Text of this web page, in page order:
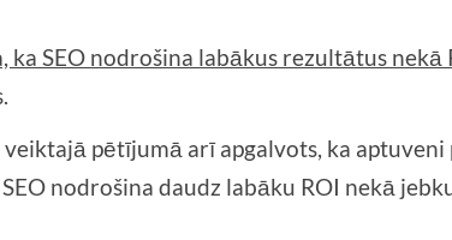
ka SEO nodrošina labākus rezultātus nekā
veiktajā pētījumā arī apgalvots, ka aptuveni
nodrošina daudz labāku ROI nekā